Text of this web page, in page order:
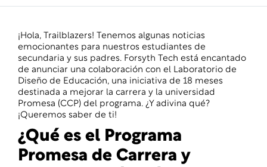
¡Hola, Trailblazers! Tenemos algunas noticias
emocionantes para nuestros estudiantes de
secundaria y sus padres. Forsyth Tech está encantado
de anunciar una colaboración con el Laboratorio de
Diseño de Educación, una iniciativa de 18 meses
destinada a mejorar la carrera y la universidad
Promesa (CCP) del programa. ¿Y adivina qué?
¡Queremos saber de ti!
¿Qué es el Programa
Promesa de Carrera y